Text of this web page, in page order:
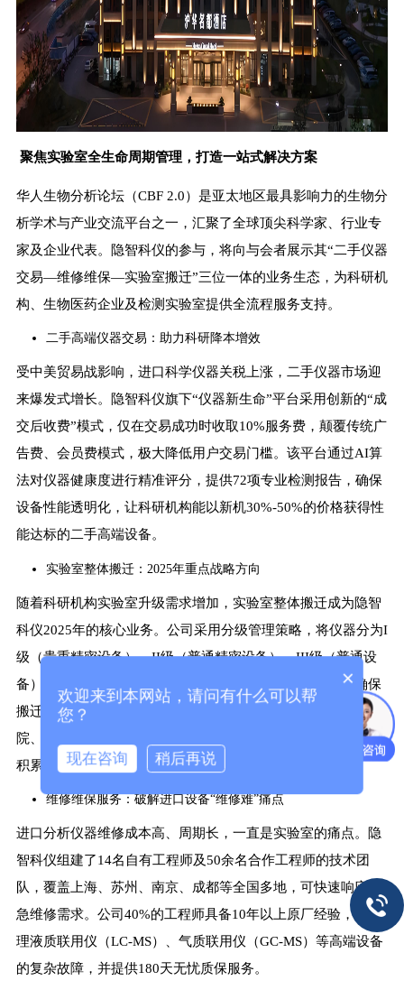
聚焦实验室全生命周期管理，打造一站式解决方案
华人生物分析论坛（CBF 2.0）是亚太地区最具影响力的生物分
析学术与产业交流平台之一，汇聚了全球顶尖科学家、行业专
家及企业代表。隐智科仪的参与，将向与会者展示其“二手仪器
交易—维修维保—实验室搬迁”三位一体的业务生态，为科研机
构、生物医药企业及检测实验室提供全流程服务支持。
二手高端仪器交易：助力科研降本增效
受中美贸易战影响，进口科学仪器关税上涨，二手仪器市场迎
来爆发式增长。隐智科仪旗下“仪器新生命”平台采用创新的“成
交后收费”模式，仅在交易成功时收取10%服务费，颠覆传统广
告费、会员费模式，极大降低用户交易门槛。该平台通过AI算
法对仪器健康度进行精准评分，提供72项专业检测报告，确保
设备性能透明化，让科研机构能以新机30%-50%的价格获得性
能达标的二手高端设备。
实验室整体搬迁：2025年重点战略方向
随着科研机构实验室升级需求增加，实验室整体搬迁成为隐智
科仪2025年的核心业务。公司采用分级管理策略，将仪器分为I
级（贵重精密设备）、II级（普通精密设备）、III级（普通设
备），并制定严格的测试、拆卸、运输及安装调试流程，确保
搬迁过程零事故。此前，隐智科仪已成功为上海交通大学医学
院、合肥疾控中心、华东师范大学等机构提供专业搬迁服务，
积累了丰富经验。
维修维保服务：破解进口设备“维修难”痛点
进口分析仪器维修成本高、周期长，一直是实验室的痛点。隐
智科仪组建了14名自有工程师及50余名合作工程师的技术团
队，覆盖上海、苏州、南京、成都等全国多地，可快速响应紧
急维修需求。公司40%的工程师具备10年以上原厂经验，能处
理液质联用仪（LC-MS）、气质联用仪（GC-MS）等高端设备
的复杂故障，并提供180天无忧质保服务。
×
欢迎来到本网站，请问有什么可以帮
您？
现在咨询 稍后再说